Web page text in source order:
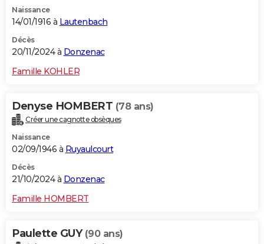
Naissance
14/01/1916 à Lautenbach
Décès
20/11/2024 à Donzenac
Famille KOHLER
Denyse HOMBERT (78 ans)
Créer une cagnotte obsèques
Naissance
02/09/1946 à Ruyaulcourt
Décès
21/10/2024 à Donzenac
Famille HOMBERT
Paulette GUY (90 ans)